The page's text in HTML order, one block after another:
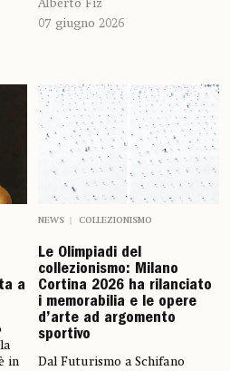
Alberto Fiz
07 giugno 2026
a
in
NEWS COLLEZIONISMO
Le Olimpiadi del
collezionismo: Milano
Cortina 2026 ha rilanciato
i memorabilia e le opere
d’arte ad argomento
sportivo
Dal Futurismo a Schifano